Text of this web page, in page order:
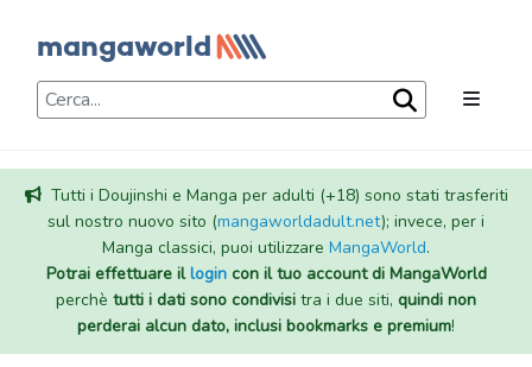
Tutti i Doujinshi e Manga per adulti (+18) sono stati trasferiti
sul nostro nuovo sito (mangaworldadult.net); invece, per i
Manga classici, puoi utilizzare MangaWorld.
Potrai effettuare illogincon il tuo account di MangaWorld
perchè tutti i dati sono condivisi tra i due siti, quindi non
perderai alcun dato, inclusi bookmarks e premium!